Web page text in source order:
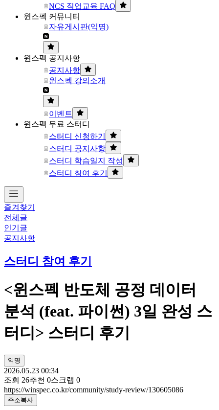
NCS 직업교육 FAQ
윈스펙 커뮤니티
자유게시판(익명)
윈스펙 공지사항
공지사항
윈스펙 강의소개
이벤트
윈스펙 무료 스터디
스터디 신청하기
스터디 공지사항
스터디 학습일지 작성
스터디 참여 후기
즐겨찾기
전체글
인기글
공지사항
스터디 참여 후기
<윈스펙 반도체 공정 데이터
분석 (feat. 파이썬) 3일 완성 스
터디> 스터디 후기
익명
2026.05.23 00:34
조회 26추천 0스크랩 0
https://winspec.co.kr/community/study-review/130605086
주소복사